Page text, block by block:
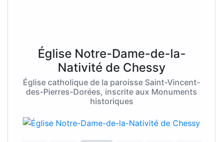
Église Notre-Dame-de-la-
Nativité de Chessy
Église catholique de la paroisse Saint-Vincent-
des-Pierres-Dorées, inscrite aux Monuments
historiques